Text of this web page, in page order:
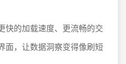
快的加载速度、更流畅的交
面，让数据洞察变得像刷短